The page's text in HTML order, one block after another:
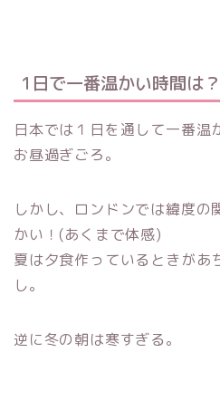
1日で一番温かい時間は？
日本では１日を通して一番
お昼過ぎごろ。
しかし、ロンドンでは緯度
かい！(あくまで体感)
夏は夕食作っているときがあ
し。
逆に冬の朝は寒すぎる。